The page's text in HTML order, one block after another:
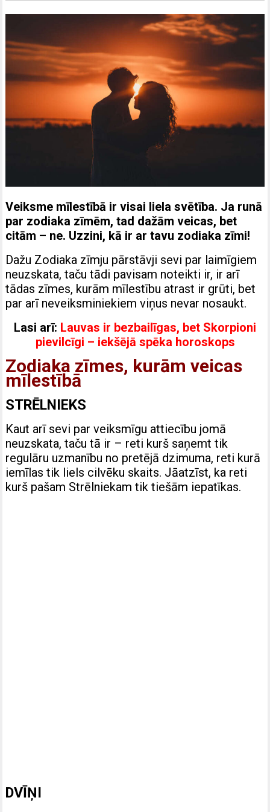
Veiksme mīlestībā ir visai liela svētība. Ja runā
par zodiaka zīmēm, tad dažām veicas, bet
citām – ne. Uzzini, kā ir ar tavu zodiaka zīmi!
Dažu Zodiaka zīmju pārstāvji sevi par laimīgiem
neuzskata, taču tādi pavisam noteikti ir, ir arī
tādas zīmes, kurām mīlestību atrast ir grūti, bet
par arī neveiksminiekiem viņus nevar nosaukt.
Lasi arī: Lauvas ir bezbailīgas, bet Skorpioni
pievilcīgi – iekšējā spēka horoskops
Zodiaka zīmes, kurām veicas
mīlestībā
STRĒLNIEKS
Kaut arī sevi par veiksmīgu attiecību jomā
neuzskata, taču tā ir – reti kurš saņemt tik
regulāru uzmanību no pretējā dzimuma, reti kurā
iemīlas tik liels cilvēku skaits. Jāatzīst, ka reti
kurš pašam Strēlniekam tik tiešām iepatīkas.
DVĪŅI